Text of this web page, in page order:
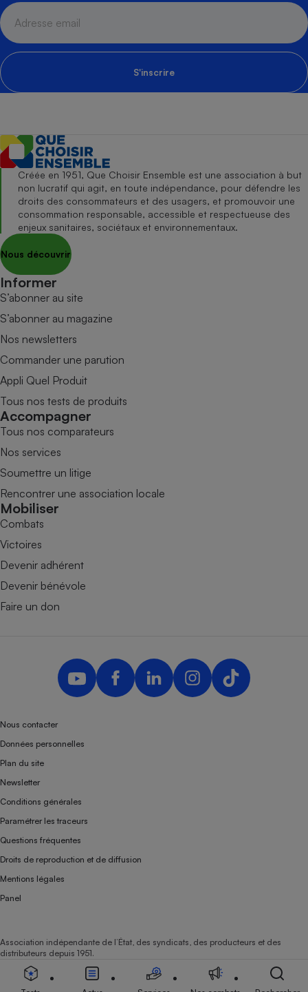
S'inscrire
Créée en 1951, Que Choisir Ensemble est une association à but
non lucratif qui agit, en toute indépendance, pour défendre les
droits des consommateurs et des usagers, et promouvoir une
consommation responsable, accessible et respectueuse des
enjeux sanitaires, sociétaux et environnementaux.
Nous découvrir
Informer
S’abonner au site
S’abonner au magazine
Nos newsletters
Commander une parution
Appli Quel Produit
Tous nos tests de produits
Accompagner
Tous nos comparateurs
Nos services
Soumettre un litige
Rencontrer une association locale
Mobiliser
Combats
Victoires
Devenir adhérent
Devenir bénévole
Faire un don
Nous contacter
Données personnelles
Plan du site
Newsletter
Conditions générales
Paramétrer les traceurs
Questions fréquentes
Droits de reproduction et de diffusion
Mentions légales
Panel
Association indépendante de l’État, des syndicats, des producteurs et des
distributeurs depuis 1951.